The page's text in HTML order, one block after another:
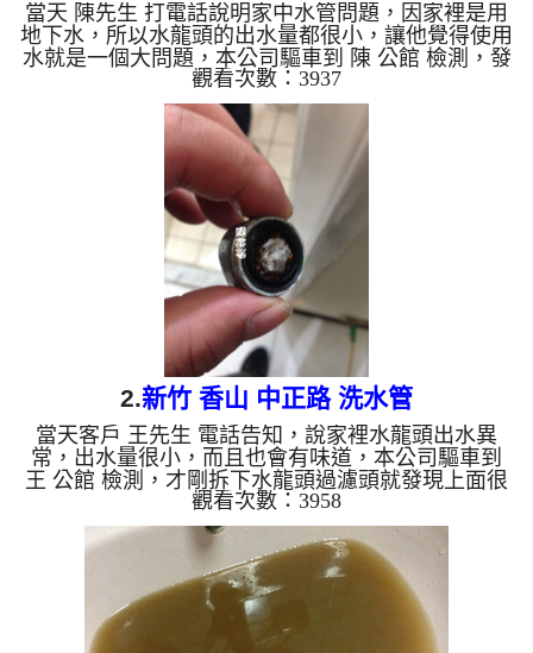
當天 陳先生 打電話說明家中水管問題，因家裡是用
地下水，所以水龍頭的出水量都很小，讓他覺得使用
水就是一個大問題，本公司驅車到 陳 公館 檢測，發
現管路中有很多塊狀東西，本公司迅速架設 管路清
洗機 ，開始 清洗水管 ，髒水從水龍頭流出，有很多
一塊塊小石頭，從水龍頭不斷的冒出來，如下圖及影
片，客戶 陳先生 看到家裡水管怎麼有這麼多東西，
覺得不可思議， 水管清洗 約兩個小時後，出水也無
顏色了，也沒有髒東西掉出來了，陳先生 能正常用
水了。 清洗水管, 水管清洗, 洗水管, 熱水管堵...
觀看次數：3937
2.新竹 香山 中正路 洗水管
當天客戶 王先生 電話告知，說家裡水龍頭出水異
常，出水量很小，而且也會有味道，本公司驅車到
王 公館 檢測，才剛拆下水龍頭過濾頭就發現上面很
多異物在上面，本公司架設 管路清洗機 ，開始 清洗
水管 ，黃水及異物從水龍頭流出，而且還帶有小石
頭一直狂噴，如下圖及影片，客戶 王先生 看到都嚇
了一跳，水管宛如聚寶盆般的， 水管清洗 約兩個小
時後，出水不會再有髒東西掉出來了，王先生 可安
心用水了。 清洗水管, 水管清洗, 洗水管, 熱水管堵塞,
熱水忽冷忽熱 ...
觀看次數：3958